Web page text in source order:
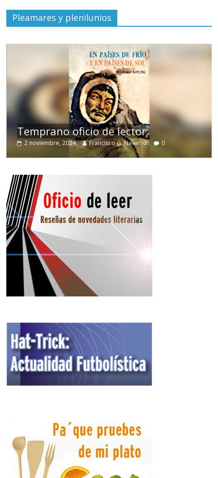
Pleamares y plenilunios
Temprano oficio de lector
2 noviembre, 2024 Francisco G. Navarro 0